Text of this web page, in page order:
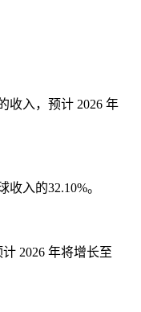
收入，预计 2026 年
入的32.10%。
2026 年将增长至